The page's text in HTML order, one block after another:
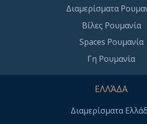
Διαμερίσματα
Βίλες Ρουμανία
Spaces Ρουμανία
Γη Ρουμανία
ΕΛΛΆΔΑ
Διαμερίσματα